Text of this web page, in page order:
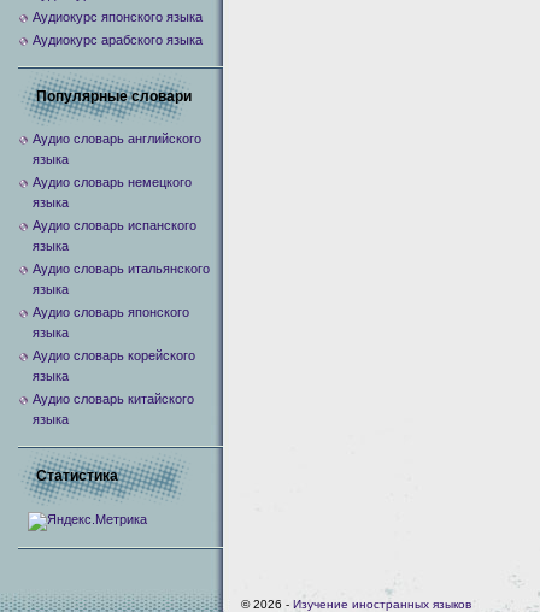
Аудиокурс японского языка
Аудиокурс арабского языка
Популярные словари
Аудио словарь английского
языка
Аудио словарь немецкого
языка
Аудио словарь испанского
языка
Аудио словарь итальянского
языка
Аудио словарь японского
языка
Аудио словарь корейского
языка
Аудио словарь китайского
языка
Статистика
© 2026 - Изучение иностранных языков